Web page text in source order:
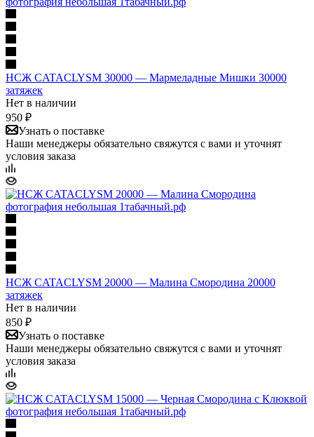
НСЖ CATACLYSM 30000 — Мармеладные Мишки 30000
затяжек
Нет в наличии
950 ₽
Узнать о поставке
Наши менеджеры обязательно свяжутся с вами и уточнят
условия заказа
НСЖ CATACLYSM 20000 — Малина Смородина 20000
затяжек
Нет в наличии
850 ₽
Узнать о поставке
Наши менеджеры обязательно свяжутся с вами и уточнят
условия заказа